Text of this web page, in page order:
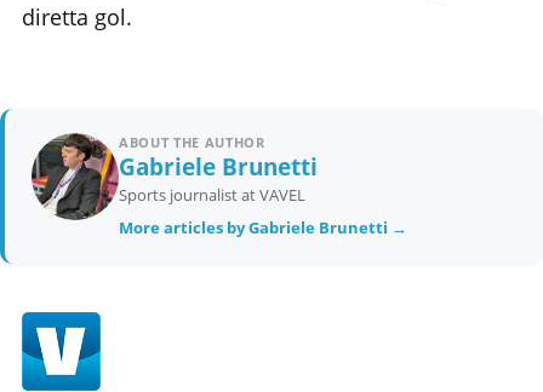
diretta gol.
ABOUT THE AUTHOR
Gabriele Brunetti
Sports journalist at VAVEL
More articles by Gabriele Brunetti →